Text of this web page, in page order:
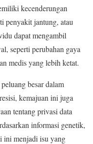
kecenderungan
penyakit jantung, atau
dapat mengambil
seperti perubahan gaya
medis yang lebih ketat.
besar dalam
kemajuan ini juga
tentang privasi data
informasi genetik,
ini menjadi isu yang